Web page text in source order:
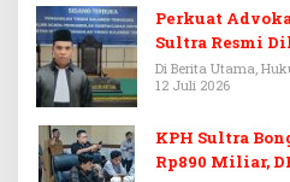
Perkuat
Sultra Resmi
PERADI
Di Berita Utama,
12 Juli 2026
KPH Sultra
Rp890 Miliar,